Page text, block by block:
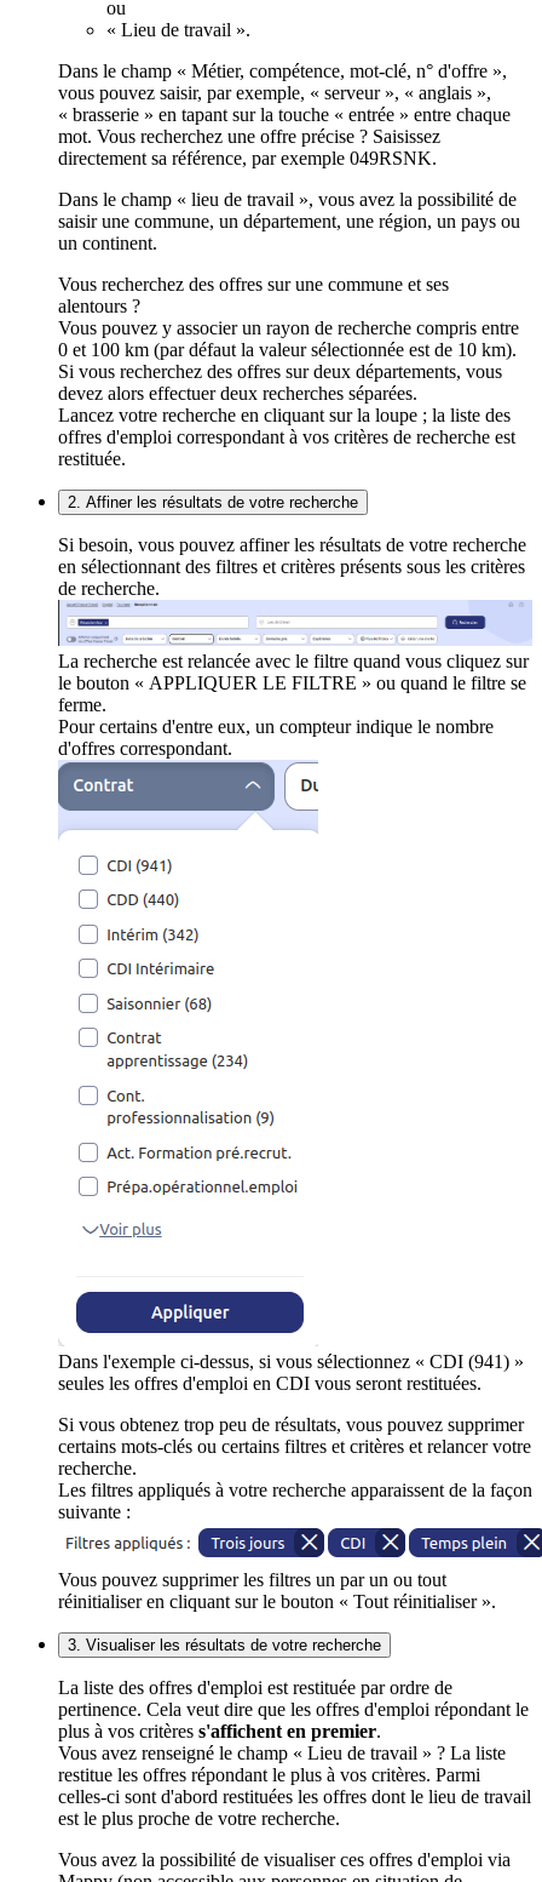
ou
« Lieu de travail ».
Dans le champ « Métier, compétence, mot-clé, n° d'offre »,
vous pouvez saisir, par exemple, « serveur », « anglais »,
« brasserie » en tapant sur la touche « entrée » entre chaque
mot. Vous recherchez une offre précise ? Saisissez
directement sa référence, par exemple 049RSNK.
Dans le champ « lieu de travail », vous avez la possibilité de
saisir une commune, un département, une région, un pays ou
un continent.
Vous recherchez des offres sur une commune et ses
alentours ?
Vous pouvez y associer un rayon de recherche compris entre
0 et 100 km (par défaut la valeur sélectionnée est de 10 km).
Si vous recherchez des offres sur deux départements, vous
devez alors effectuer deux recherches séparées.
Lancez votre recherche en cliquant sur la loupe ; la liste des
offres d'emploi correspondant à vos critères de recherche est
restituée.
2. Affiner les résultats de votre recherche
Si besoin, vous pouvez affiner les résultats de votre recherche
en sélectionnant des filtres et critères présents sous les critères
de recherche.
La recherche est relancée avec le filtre quand vous cliquez sur
le bouton « APPLIQUER LE FILTRE » ou quand le filtre se
ferme.
Pour certains d'entre eux, un compteur indique le nombre
d'offres correspondant.
Dans l'exemple ci-dessus, si vous sélectionnez « CDI (941) »
seules les offres d'emploi en CDI vous seront restituées.
Si vous obtenez trop peu de résultats, vous pouvez supprimer
certains mots-clés ou certains filtres et critères et relancer votre
recherche.
Les filtres appliqués à votre recherche apparaissent de la façon
suivante :
Vous pouvez supprimer les filtres un par un ou tout
réinitialiser en cliquant sur le bouton « Tout réinitialiser ».
3. Visualiser les résultats de votre recherche
La liste des offres d'emploi est restituée par ordre de
pertinence. Cela veut dire que les offres d'emploi répondant le
plus à vos critères s'affichent en premier.
Vous avez renseigné le champ « Lieu de travail » ? La liste
restitue les offres répondant le plus à vos critères. Parmi
celles-ci sont d'abord restituées les offres dont le lieu de travail
est le plus proche de votre recherche.
Vous avez la possibilité de visualiser ces offres d'emploi via